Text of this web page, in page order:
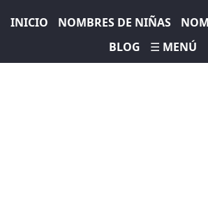
INICIO NOMBRES DE NIÑAS
BLOG
☰ MENÚ